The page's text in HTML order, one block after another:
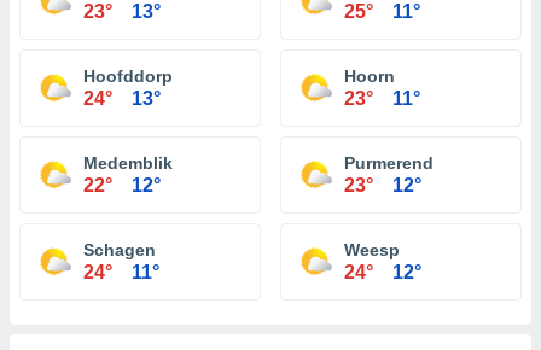
23° 13° 25° 11°
Hoofddorp
24° 13°
Hoorn
23° 11°
Medemblik
22° 12°
Purmerend
23° 12°
Schagen
24° 11°
Weesp
24° 12°